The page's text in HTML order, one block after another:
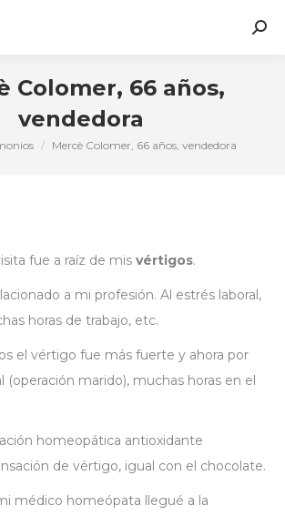
Colomer, 66 años,
vendedora
Mercè Colomer, 66 años, vendedora
fue a raíz de mis vértigos.
a mi profesión. Al estrés laboral,
horas de trabajo, etc.
el vértigo fue más fuerte y ahora por
(operación marido), muchas horas en el
homeopática antioxidante
de vértigo, igual con el chocolate.
médico homeópata llegué a la